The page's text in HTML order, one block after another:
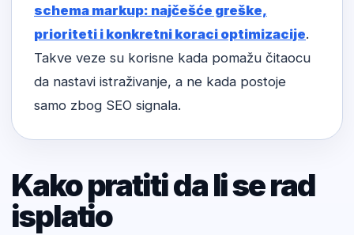
schema markup: najčešće greške,
prioriteti i konkretni koraci optimizacije.
Takve veze su korisne kada pomažu čitaocu
da nastavi istraživanje, a ne kada postoje
samo zbog SEO signala.
Kako pratiti da li se rad
isplatio